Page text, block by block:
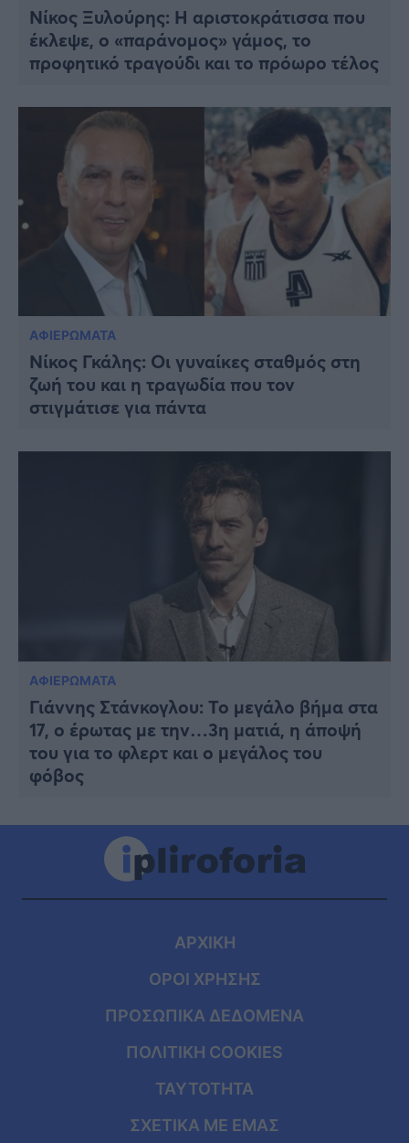
Νίκος Ξυλούρης: Η αριστοκράτισσα που
έκλεψε, ο «παράνομος» γάμος, το
προφητικό τραγούδι και το πρόωρο τέλος
ΑΦΙΕΡΩΜΑΤΑ
Νίκος Γκάλης: Οι γυναίκες σταθμός στη
ζωή του και η τραγωδία που τον
στιγμάτισε για πάντα
ΑΦΙΕΡΩΜΑΤΑ
Γιάννης Στάνκογλου: Το μεγάλο βήμα στα
17, ο έρωτας με την…3η ματιά, η άποψή
του για το φλερτ και ο μεγάλος του
φόβος
ΑΡΧΙΚΗ
ΟΡΟΙ ΧΡΗΣΗΣ
ΠΡΟΣΩΠΙΚΑ ΔΕΔΟΜΕΝΑ
ΠΟΛΙΤΙΚΗ COOKIES
ΤΑΥΤΟΤΗΤΑ
ΣΧΕΤΙΚΑ ΜΕ ΕΜΑΣ